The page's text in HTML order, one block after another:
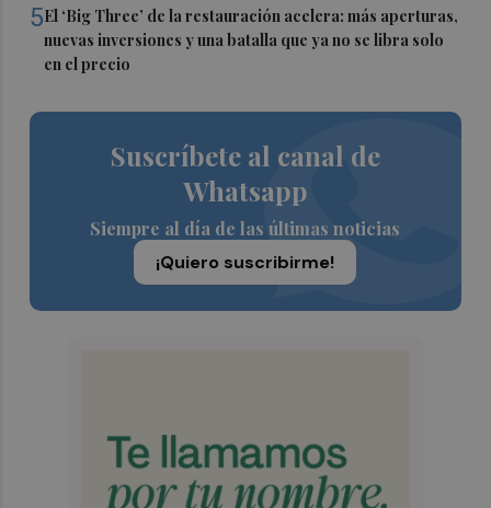
5El ‘Big Three’ de la restauración acelera: más aperturas,
nuevas inversiones y una batalla que ya no se libra solo
en el precio
Suscríbete al canal de
Whatsapp
Siempre al día de las últimas noticias
¡Quiero suscribirme!